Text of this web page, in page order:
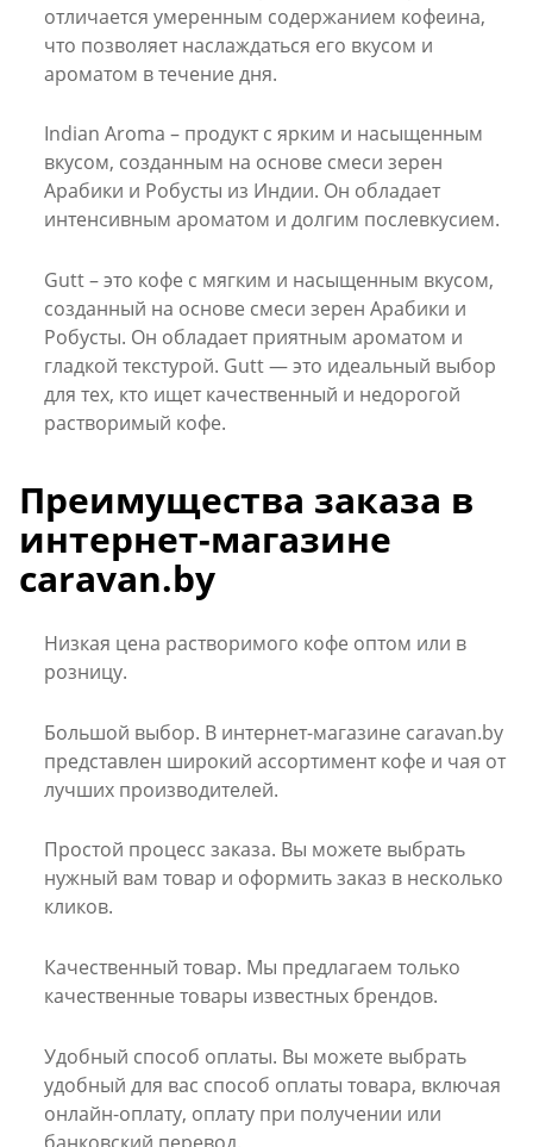
отличается умеренным содержанием кофеина,
что позволяет наслаждаться его вкусом и
ароматом в течение дня.
Indian Aroma – продукт с ярким и насыщенным
вкусом, созданным на основе смеси зерен
Арабики и Робусты из Индии. Он обладает
интенсивным ароматом и долгим послевкусием.
Gutt– это кофе с мягким и насыщенным вкусом,
созданный на основе смеси зерен Арабики и
Робусты. Он обладает приятным ароматом и
гладкой текстурой. Gutt—это идеальный выбор
для тех, кто ищет качественный и недорогой
растворимый кофе.
Преимущества заказа в
интернет-магазине
caravan.by
Низкая цена растворимого кофе оптом или в
розницу.
Большой выбор. В интернет-магазине caravan.by
представлен широкий ассортимент кофе и чая от
лучших производителей.
Простой процесс заказа. Вы можете выбрать
нужный вам товар и оформить заказ в несколько
кликов.
Качественный товар. Мы предлагаем только
качественные товары известных брендов.
Удобный способ оплаты. Вы можете выбрать
удобный для вас способ оплаты товара, включая
онлайн-оплату, оплату при получении или
банковский перевод.